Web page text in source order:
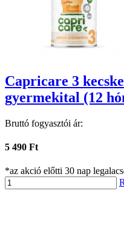
Capricare 3
gyermekital (12
Bruttó fogyasztói ár:
5 490 Ft
*az akció előtti 30 nap